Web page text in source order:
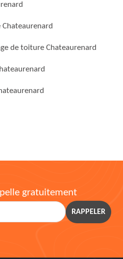
de toiture Chateaurenard
gratuitement